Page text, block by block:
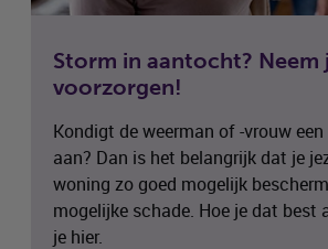
Storm in aantocht? Neem
voorzorgen!
Kondigt de weerman of -vrouw
aan? Dan is het belangrijk dat je
woning zo goed mogelijk
mogelijke schade. Hoe je dat best
je hier.